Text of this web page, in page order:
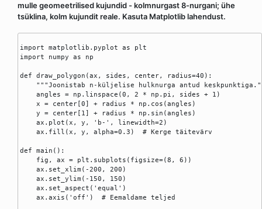
mulle geomeetrilised kujundid - kolmnurgast 8-nurgani; ühe
tsüklina, kolm kujundit reale. Kasuta Matplotlib lahendust.
import matplotlib.pyplot as plt
import numpy as np
def draw_polygon(ax, sides, center, radius=40):
"""Joonistab n-küljelise hulknurga antud
    angles = np.linspace(0, 2 * np.pi, sides + 1)
    x = center[0] + radius * np.cos(angles)
    y = center[1] + radius * np.sin(angles)
    ax.plot(x, y, 'b-', linewidth=2)
    ax.fill(x, y, alpha=0.3)  # Kerge täitevärv
def main():
    fig, ax = plt.subplots(figsize=(8, 6))
    ax.set_xlim(-200, 200)
    ax.set_ylim(-150, 150)
    ax.set_aspect('equal')
    ax.axis('off')  # Eemaldame teljed